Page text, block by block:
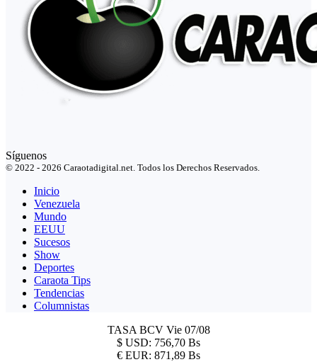
Síguenos
© 2022 - 2026 Caraotadigital.net. Todos los Derechos Reservados.
Inicio
Venezuela
Mundo
EEUU
Sucesos
Show
Deportes
Caraota Tips
Tendencias
Columnistas
TASA BCV Vie 07/08
$ USD: 756,70 Bs
€ EUR: 871,89 Bs